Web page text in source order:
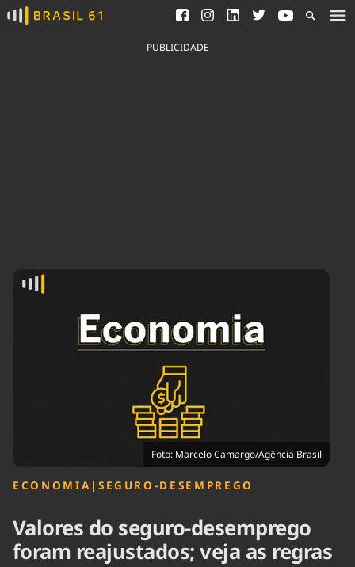
Ver todas as notícias
Saneamento
Indicadores
Agronegócios
Economia
Educação
Infraestrutura
Internacional
Podcast
Política
Saúde
PUBLICIDADE
Foto: Marcelo Camargo/Agência Brasil
ECONOMIA | SEGURO-DESEMPREGO
Valores do seguro-desemprego
foram reajustados; veja as regras